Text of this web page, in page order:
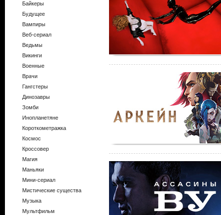
Байкеры
Будущее
Вампиры
Веб-сериал
Ведьмы
Викинги
Военные
Врачи
Гангстеры
Динозавры
Зомби
Инопланетяне
Короткометражка
Космос
Кроссовер
Магия
Маньяки
Мини-сериал
Мистические существа
Музыка
Мультфильм